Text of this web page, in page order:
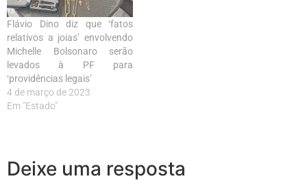
Flávio Dino diz que ‘fatos
relativos a joias’ envolvendo
Michelle Bolsonaro serão
levados à PF para
‘providências legais’
4 de março de 2023
Em "Estado"
Deixe uma resposta